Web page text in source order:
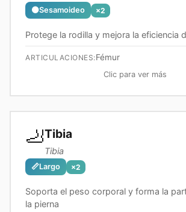
⚫Sesamoideo ×2
Protege la rodilla y mejora la eficiencia
ARTICULACIONES:Fémur
Clic para ver más
🦶Tibia
Tibia
📏Largo ×2
Soporta el peso corporal y forma la
la pierna